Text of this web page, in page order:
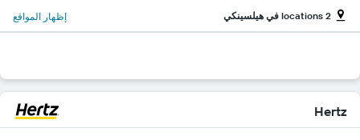
2 locations في هيلسينكي إظهار المواقع
Hertz